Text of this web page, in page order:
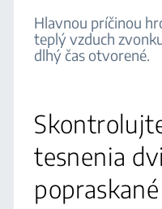
Hlavnou príčinou
teplý vzduch
dlhý čas otvorené.
tesnenia